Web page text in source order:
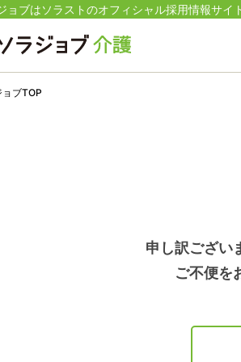
ョブはソラストのオフィシャル採用情報サイ
ョブTOP
申し訳ござい
ご不便を